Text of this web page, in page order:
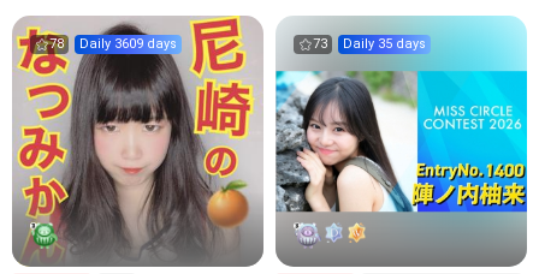
78 Daily 3609 days 73 Daily 35 days